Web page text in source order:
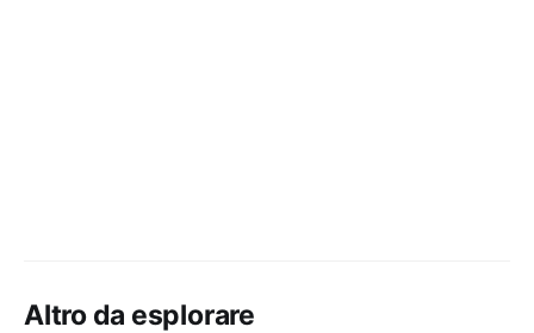
Altro da esplorare